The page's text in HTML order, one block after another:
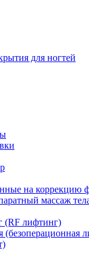
для ногтей
на коррекцию
массаж
(RF лифтинг)
(безоперационная